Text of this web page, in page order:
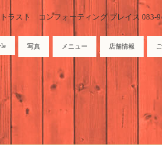
トラスト コンフォーティング プレイス 083-
写真 メニュー 店舗情報